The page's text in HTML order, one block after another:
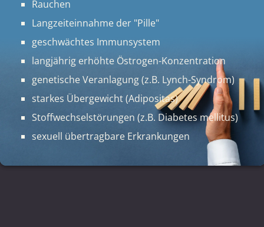
Rauchen
Langzeiteinnahme der "Pille"
geschwächtes Immunsystem
langjährig erhöhte Östrogen-Konzentration
genetische Veranlagung (z.B. Lynch-Syndrom)
starkes Übergewicht (Adipositas)
Stoffwechselstörungen (z.B. Diabetes mellitus)
sexuell übertragbare Erkrankungen